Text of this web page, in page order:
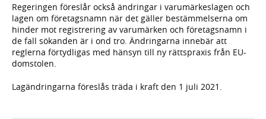
Regeringen föreslår också ändringar i varumärkeslagen och
lagen om företagsnamn när det gäller bestämmelserna om
hinder mot registrering av varumärken och företagsnamn i
de fall sökanden är i ond tro. Ändringarna innebär att
reglerna förtydligas med hänsyn till ny rättspraxis från EU-
domstolen.
Lagändringarna föreslås träda i kraft den 1 juli 2021.